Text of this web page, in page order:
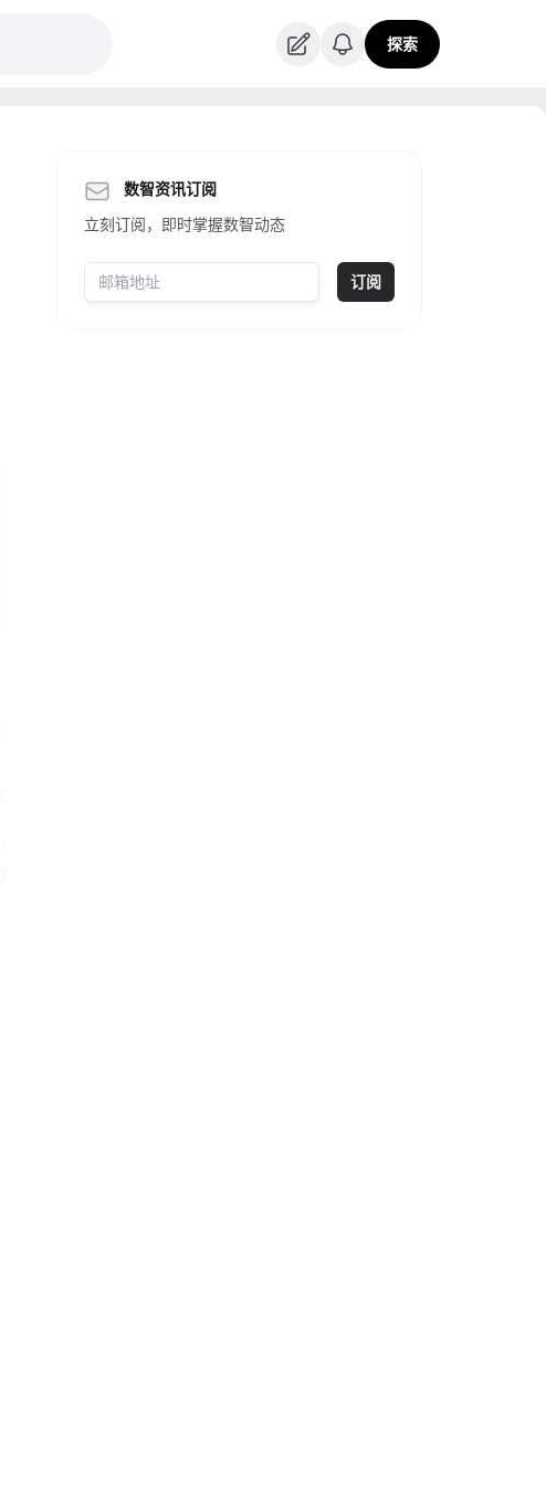
探索
数智资讯订阅
立刻订阅，即时掌握数智动态
订阅